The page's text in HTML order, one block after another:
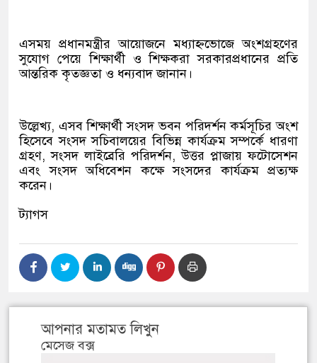
এসময় প্রধানমন্ত্রীর আয়োজনে মধ্যাহ্নভোজে অংশগ্রহণের
সুযোগ পেয়ে শিক্ষার্থী ও শিক্ষকরা সরকারপ্রধানের প্রতি
আন্তরিক কৃতজ্ঞতা ও ধন্যবাদ জানান।
উল্লেখ্য, এসব শিক্ষার্থী সংসদ ভবন পরিদর্শন কর্মসূচির অংশ
হিসেবে সংসদ সচিবালয়ের বিভিন্ন কার্যক্রম সম্পর্কে ধারণা
গ্রহণ, সংসদ লাইব্রেরি পরিদর্শন, উত্তর প্লাজায় ফটোসেশন
এবং সংসদ অধিবেশন কক্ষে সংসদের কার্যক্রম প্রত্যক্ষ
করেন।
ট্যাগস
আপনার মতামত লিখুন
মেসেজ বক্স